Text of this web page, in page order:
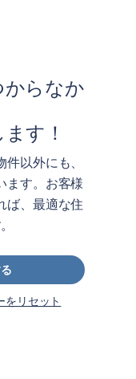
からなか
す！
以外にも、
ます。お客様
ば、最適な住
をリセット